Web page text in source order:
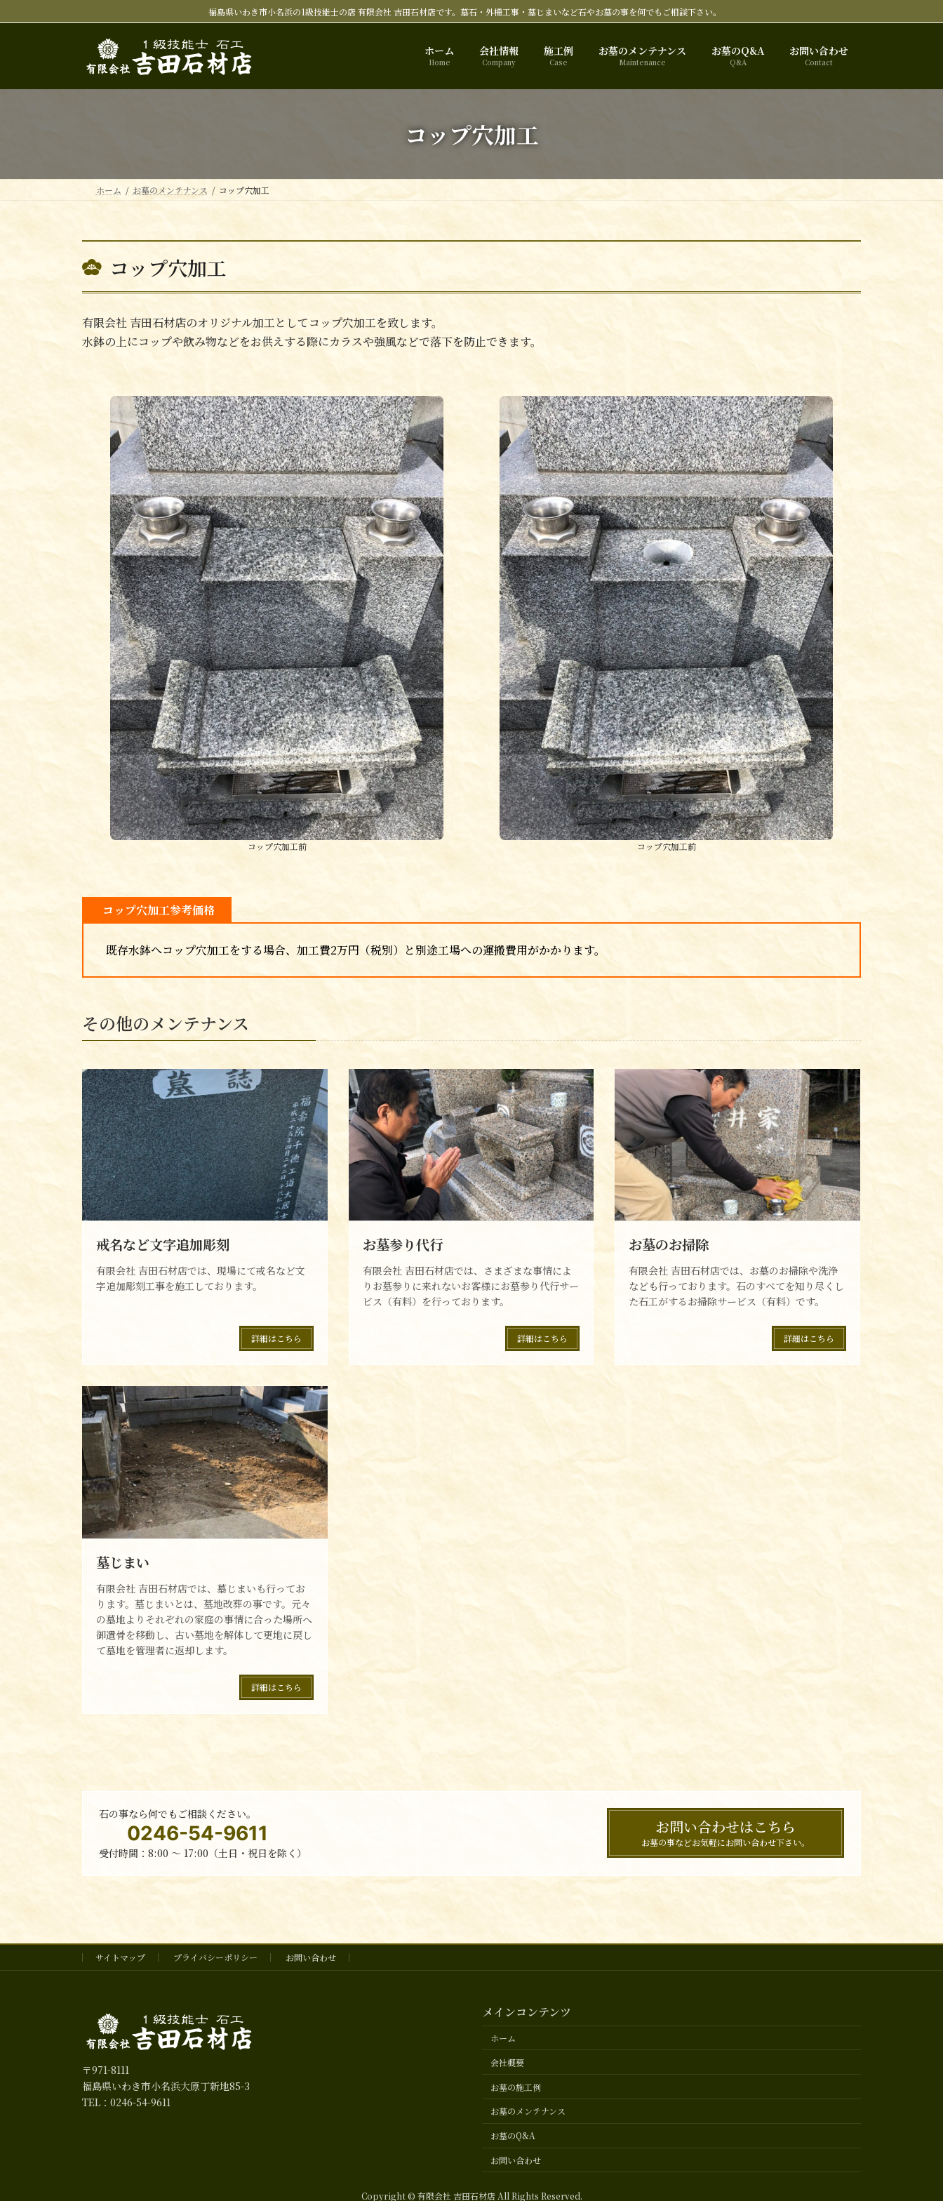
ン
へ
ビ
ョ
福島県いわき市小名浜の1級技能士の店 有限会社 吉田石材店です。墓石・外柵工事・墓じまいなど石やお墓の事を何でもご相談下さい。
ホーム
Home
会社情報
Company
施工例
Case
お墓のメンテナンス
Maintenance
お墓のQ&A
Q&A
お問い合わせ
Contact
コップ穴加工
ホーム お墓のメンテナンス コップ穴加工
コップ穴加工
有限会社 吉田石材店のオリジナル加工としてコップ穴加工を致します。
水鉢の上にコップや飲み物などをお供えする際にカラスや強風などで落下を防止できます。
コップ穴加工前 コップ穴加工前
コップ穴加工参考価格
既存水鉢へコップ穴加工をする場合、加工費2万円（税別）と別途工場への運搬費用がかかります。
その他のメンテナンス
戒名など文字追加彫刻
有限会社 吉田石材店では、現場にて戒名など文
字追加彫刻工事を施工しております。
詳細はこちら
お墓参り代行
有限会社 吉田石材店では、さまざまな事情によ
りお墓参りに来れないお客様にお墓参り代行サー
ビス（有料）を行っております。
詳細はこちら
お墓のお掃除
有限会社 吉田石材店では、お墓のお掃除や洗浄
なども行っております。石のすべてを知り尽くし
た石工がするお掃除サービス（有料）です。
詳細はこちら
墓じまい
有限会社 吉田石材店では、墓じまいも行ってお
ります。墓じまいとは、墓地改葬の事です。元々
の墓地よりそれぞれの家庭の事情に合った場所へ
御遺骨を移動し、古い墓地を解体して更地に戻し
て墓地を管理者に返却します。
詳細はこちら
石の事なら何でもご相談ください。
0246-54-9611
受付時間：8:00 〜 17:00（土日・祝日を除く）
お問い合わせはこちら
お墓の事などお気軽にお問い合わせ下さい。
サイトマップ プライバシーポリシー お問い合わせ
〒971-8111
福島県いわき市小名浜大原丁新地85-3
TEL：0246-54-9611
メインコンテンツ
ホーム
会社概要
お墓の施工例
お墓のメンテナンス
お墓のQ&A
お問い合わせ
Copyright © 有限会社 吉田石材店 All Rights Reserved.